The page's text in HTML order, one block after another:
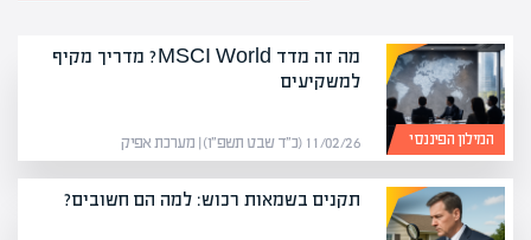
המילון הפיננסי
מה זה מדד MSCI World? מדריך מקיף
למשקיעים
11/02/26 (כ״ד שבט תשפ״ו) | מערכת אפיק
תקנים בשמאות רכוש: למה הם חשובים?